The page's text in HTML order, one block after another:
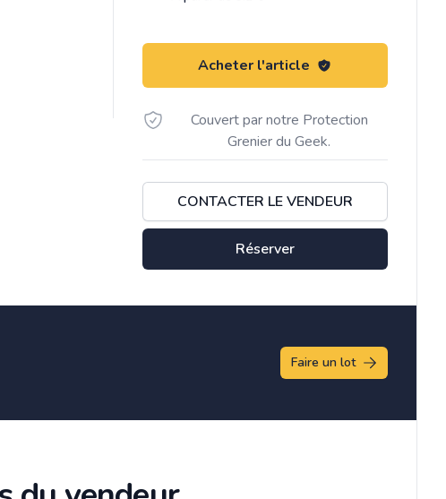
Acheter l'article
Couvert par notre Protection
Grenier du Geek.
CONTACTER LE VENDEUR
Réserver
Faire un lot